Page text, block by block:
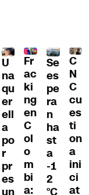
U
na
qu
er
ell
a
po
r
pr
es
un
Fr
ac
ki
ng
en
C
ol
o
m
bi
a:
Se
es
pe
ra
n
ha
st
a
-1
2
°C
C
N
C
cu
es
ti
on
a
ini
ci
at